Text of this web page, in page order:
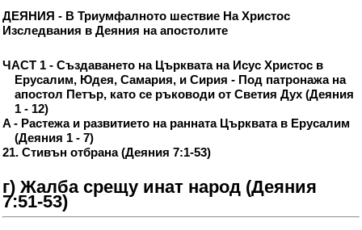
ДЕЯНИЯ - В Триумфалното шествие На Христос
Изследвания в Деяния на апостолите
ЧАСТ 1 - Създаването на Църквата на Исус Христос в
Ерусалим, Юдея, Самария, и Сирия - Под патронажа на
апостол Петър, като се ръководи от Светия Дух (Деяния
1 - 12)
A - Растежа и развитието на ранната Църквата в Ерусалим
(Деяния 1 - 7)
21. Стивън отбрана (Деяния 7:1-53)
г) Жалба срещу инат народ (Деяния
7:51-53)